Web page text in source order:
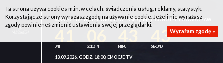
WKK ACTIVE HOTEL WROCŁAW - KSK QEMETICA NOTEĆ INOWROCŁAW
43
18.09.2026, GODZ. 18:00, EMOCJE TV
Ta strona używa cookies m.in. w celach: świadczenia usług, reklamy, statystyk.
Korzystając ze strony wyrażasz zgodę na używanie cookie. Jeżeli nie wyrażasz
zgody powinieneś zmienić ustawienia swojej przeglądarki.
Wyrażam zgodę »